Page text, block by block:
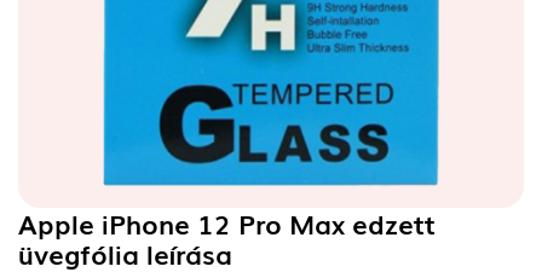
Apple iPhone 12 Pro Max edzett
üvegfólia leírása